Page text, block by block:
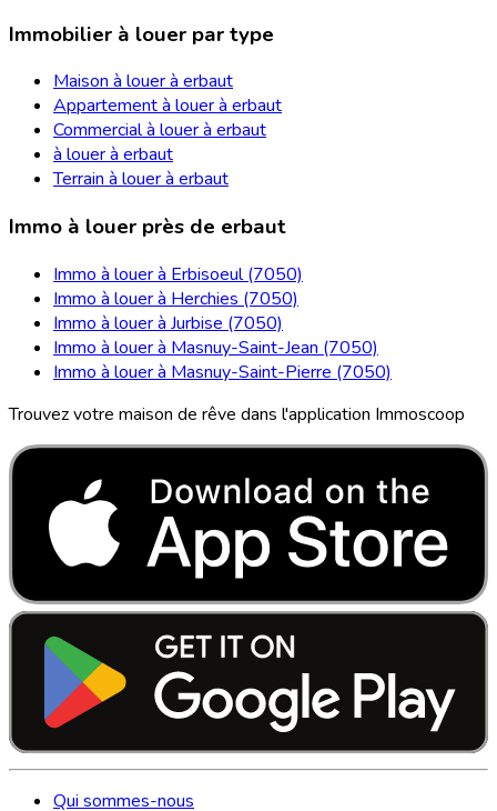
Immobilier à louer par type
Maison à louer à erbaut
Appartement à louer à erbaut
Commercial à louer à erbaut
à louer à erbaut
Terrain à louer à erbaut
Immo à louer près de erbaut
Immo à louer à Erbisoeul (7050)
Immo à louer à Herchies (7050)
Immo à louer à Jurbise (7050)
Immo à louer à Masnuy-Saint-Jean (7050)
Immo à louer à Masnuy-Saint-Pierre (7050)
Trouvez votre maison de rêve dans l'application Immoscoop
Qui sommes-nous